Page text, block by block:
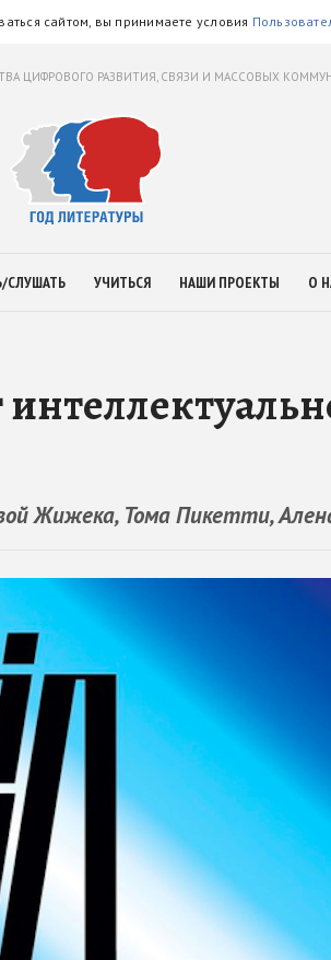
сайтом, вы принимаете условия
ЦИФРОВОГО РАЗВИТИЯ, СВЯЗИ И МАССОВЫХ
СЛУШАТЬ УЧИТЬСЯ НАШИ ПРОЕКТЫ О
Жижека, Тома Пикетти,